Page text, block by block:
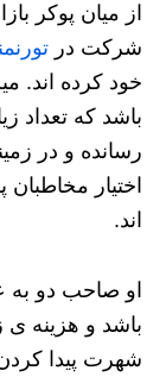
از میان پوکر
شرکت در
خود کرده اند.
باشد که تعداد
رسانده و در
اختیار
اند.
او صاحب دو به
باشد‌ و هزینه ی
شهرت پیدا